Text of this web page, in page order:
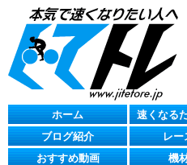
ホーム
速くなる
ブログ紹介
レー
おすすめ動画
機